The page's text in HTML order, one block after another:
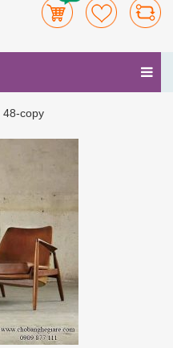
48-copy